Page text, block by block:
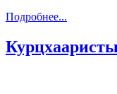
Подробнее...